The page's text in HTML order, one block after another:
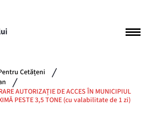
Cetățeni
AUTORIZAȚIE DE ACCES ÎN MUNICIPIUL
PESTE 3,5 TONE (cu valabilitate de 1 zi)